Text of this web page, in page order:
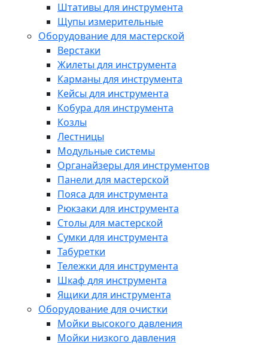
Штативы для инструмента
Щупы измерительные
Оборудование для мастерской
Верстаки
Жилеты для инструмента
Карманы для инструмента
Кейсы для инструмента
Кобура для инструмента
Козлы
Лестницы
Модульные системы
Органайзеры для инструментов
Панели для мастерской
Пояса для инструмента
Рюкзаки для инструмента
Столы для мастерской
Сумки для инструмента
Табуретки
Тележки для инструмента
Шкаф для инструмента
Ящики для инструмента
Оборудование для очистки
Мойки высокого давления
Мойки низкого давления